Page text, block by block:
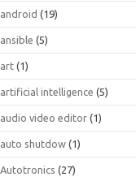
android (19)
ansible (5)
art (1)
artificial intelligence (5)
audio video editor (1)
auto shutdow (1)
Autotronics (27)